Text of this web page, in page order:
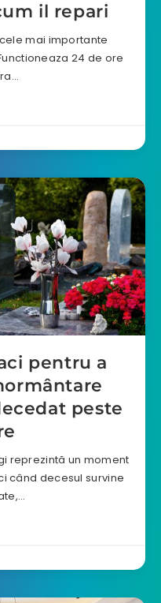
il repari
mai importante
24 de ore
pentru a
peste
reprezintă un moment
când decesul survine